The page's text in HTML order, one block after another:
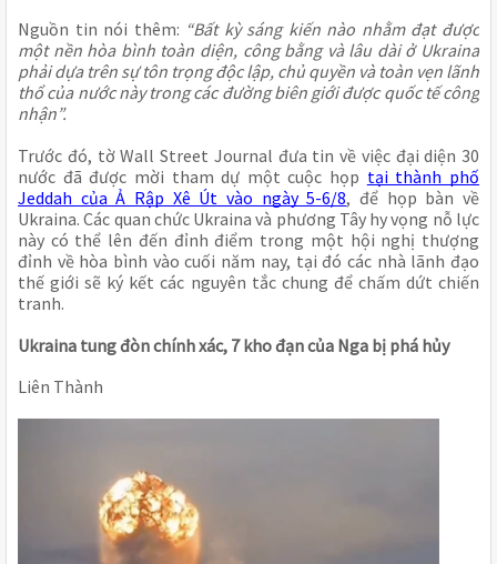
Nguồn tin nói thêm: “Bất kỳ sáng kiến nào nhằm đạt được
một nền hòa bình toàn diện, công bằng và lâu dài ở Ukraina
phải dựa trên sự tôn trọng độc lập, chủ quyền và toàn vẹn lãnh
thổ của nước này trong các đường biên giới được quốc tế công
nhận”.
Trước đó, tờ Wall Street Journal đưa tin về việc đại diện 30
nước đã được mời tham dự một cuộc họp tại thành phố
Jeddah của Ả Rập Xê Út vào ngày 5-6/8, để họp bàn về
Ukraina. Các quan chức Ukraina và phương Tây hy vọng nỗ lực
này có thể lên đến đỉnh điểm trong một hội nghị thượng
đỉnh về hòa bình vào cuối năm nay, tại đó các nhà lãnh đạo
thế giới sẽ ký kết các nguyên tắc chung để chấm dứt chiến
tranh.
Ukraina tung đòn chính xác, 7 kho đạn của Nga bị phá hủy
Liên Thành